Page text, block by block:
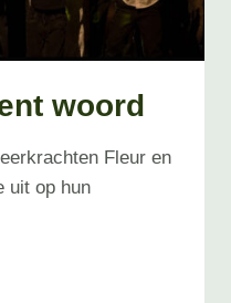
woord
Fleur en
uit op hun